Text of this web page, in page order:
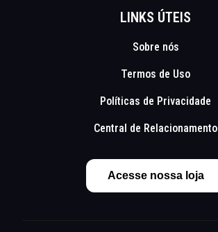
LINKS ÚTEIS
Sobre nós
Termos de Uso
Políticas de Privacidade
Central de Relacionamento
Acesse nossa loja